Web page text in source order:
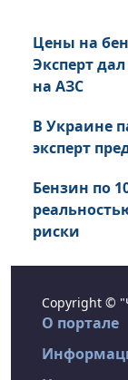
Цены на
Эксперт
на АЗС
В Украине
эксперт
Бензин по
риски
Copyright ©
О портале